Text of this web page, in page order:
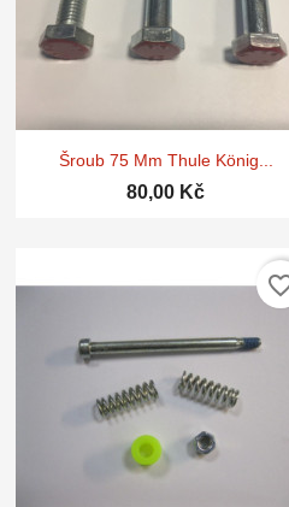
Rychlý náhled
Šroub 75 Mm Thule König...
80,00 Kč